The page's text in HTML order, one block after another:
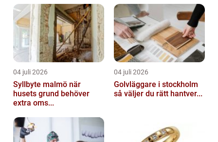
04 juli 2026
Syllbyte malmö när
husets grund behöver
extra oms...
04 juli 2026
Golvläggare i stockholm
så väljer du rätt hantver...